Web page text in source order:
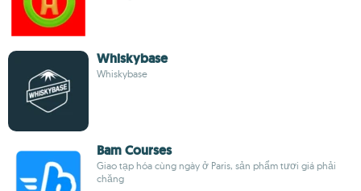
Whiskybase
Whiskybase
Bam Courses
Giao tạp hóa cùng ngày ở Paris, sản phẩm tươi giá phải
chăng